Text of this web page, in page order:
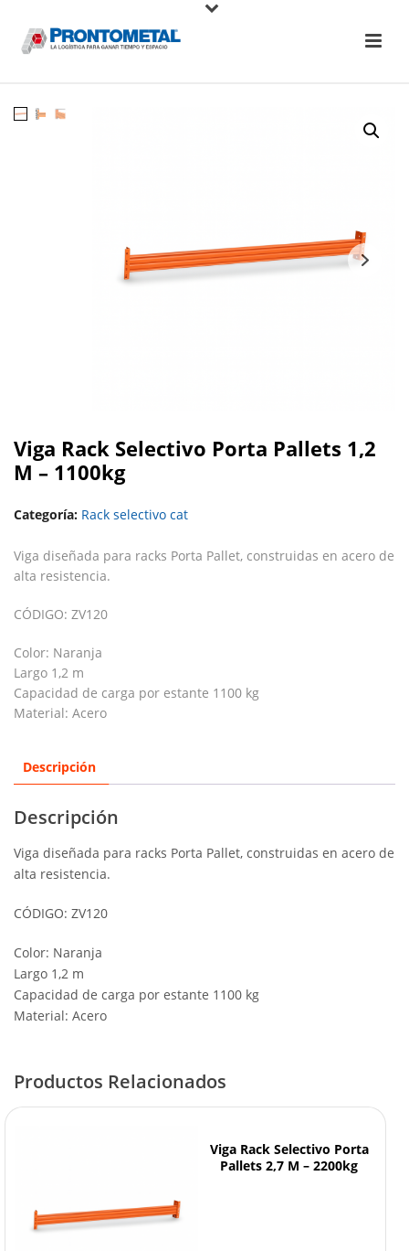
Viga Rack Selectivo Porta Pallets 1,2
M – 1100kg
Categoría: Rack selectivo cat
Viga diseñada para racks Porta Pallet, construidas en acero de
alta resistencia.
CÓDIGO: ZV120
Color: Naranja
Largo 1,2 m
Capacidad de carga por estante 1100 kg
Material: Acero
Descripción
Descripción
Viga diseñada para racks Porta Pallet, construidas en acero de
alta resistencia.
CÓDIGO: ZV120
Color: Naranja
Largo 1,2 m
Capacidad de carga por estante 1100 kg
Material: Acero
Productos Relacionados
Viga Rack Selectivo Porta
Pallets 2,7 M – 2200kg